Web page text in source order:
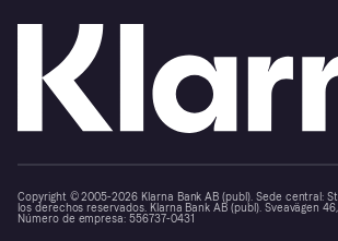
Copyright © 2005-2026 Klarna Bank AB (publ). Sede central:
los derechos reservados. Klarna Bank AB (publ). Sveavägen
Número de empresa: 556737-0431